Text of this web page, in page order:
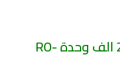
مميزات مكيف ارو بارد 24 الف وحدة RO-